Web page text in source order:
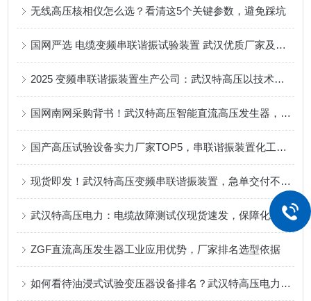
无线高压核相仪怎么选？看清这5个关键参数，避免踩坑
国网严选 电缆变频串联谐振试验装置 武汉优质厂家及批发渠道推荐
2025 变频串联谐振装置生产公司：武汉特高压以技术适配化工场景
国网南网采购背书！武汉特高压智能直流高压发生器，适配化工多规格测试需求
国产高压试验设备实力厂家TOP5，串联谐振装置化工耐压检测适配
现货即发！武汉特高压变频串联谐振装置，急单交付不等待
武汉特高压电力：电缆故障测试仪现货速发，保障化工电力电缆高效运维​
ZGF直流高压发生器工业应用优势，厂家排名选型依据
如何看待油浸式试验变压器设备排名？武汉特高压电力的产品实践分析